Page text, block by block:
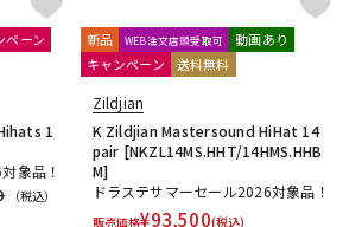
ペーン
1
象品！
（税込）
新品 WEB注文店頭受取可
動画あり
キャンペーン
送料無料
Zildjian
K Zildjian Mastersound HiHat 14
pair [NKZL14MS.HHT/14HMS.HHB
M]
ドラステサマーセール2026対象品！
販売価格¥93,500(税込)